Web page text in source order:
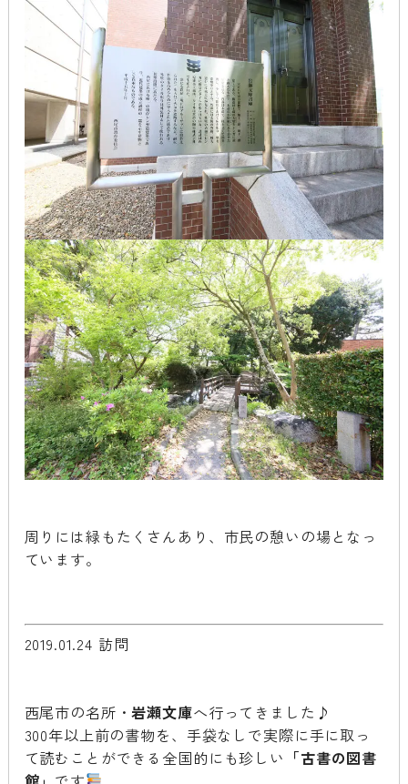
周りには緑もたくさんあり、市民の憩いの場となっ
ています。
2019.01.24 訪問
西尾市の名所・岩瀬文庫へ行ってきました♪
300年以上前の書物を、手袋なしで実際に手に取っ
て読むことができる全国的にも珍しい 「古書の図書